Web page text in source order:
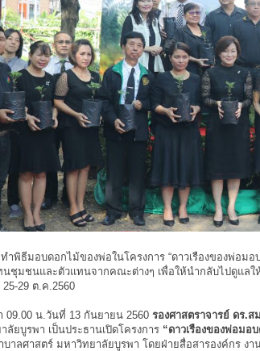
ำพิธีมอบดอกไม้ของพ่อในโครงการ “ดาวเรืองของพ่อม
นชุมชนและตัวแทนจากคณะต่างๆ เพื่อให้นำกลับไปดูแล
29 ต.ค.2560
09.00 น.วันที่ 13 กันยายน 2560 รองศาสตราจารย์ ดร.
ลัยบูรพา เป็นประธานเปิดโครงการ “ดาวเรืองของพ่อมอ
าลศาสตร์ มหาวิทยาลัยบูรพา โดยฝ่ายสื่อสารองค์กร ง